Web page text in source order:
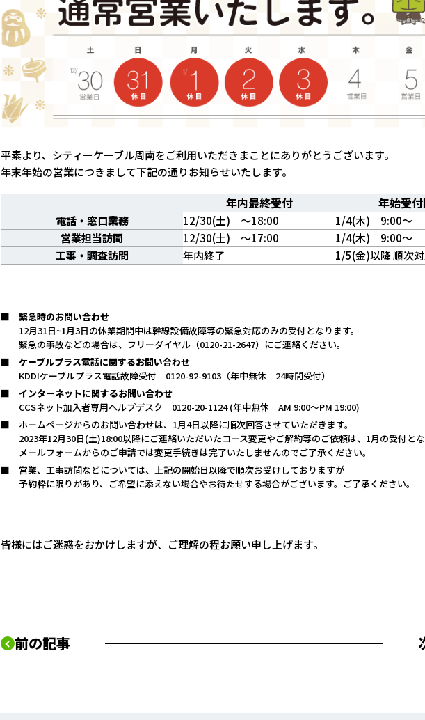
平素より、シティーケーブル周南をご利用いただきまことにありがとうございます。
年末年始の営業につきまして下記の通りお知らせいたします。
年内最終受付 年始受
電話・窓口業務 12/30(土) ～18:00
1/4(木) 9:00～
営業担当訪問
12/30(土) ～17:00
1/4(木) 9:00～
工事・調査訪問
年内終了 1/5(金)以降 順次
緊急時のお問い合わせ
12月31日~1月3日の休業期間中は幹線設備故障等の緊急対応のみの受付となります。
緊急の事故などの場合は、フリーダイヤル（0120-21-2647）にご連絡ください。
ケーブルプラス電話に関するお問い合わせ
KDDIケーブルプラス電話故障受付 0120-92-9103（年中無休 24時間受付）
インターネットに関するお問い合わせ
CCSネット加入者専用ヘルプデスク 0120-20-1124 (年中無休 AM 9:00～PM 19:00)
ホームページからのお問い合わせは、1月4日以降に順次回答させていただきます。
2023年12月30日(土)18:00以降にご連絡いただいたコース変更やご解約等のご依頼は、1月の受付とな
メールフォームからのご申請では変更手続きは完了いたしませんのでご了承ください。
営業、工事訪問などについては、上記の開始日以降で順次お受けしておりますが
予約枠に限りがあり、ご希望に添えない場合やお待たせする場合がございます。ご了承ください。
皆様にはご迷惑をおかけしますが、ご理解の程お願い申し上げます。
前の記事